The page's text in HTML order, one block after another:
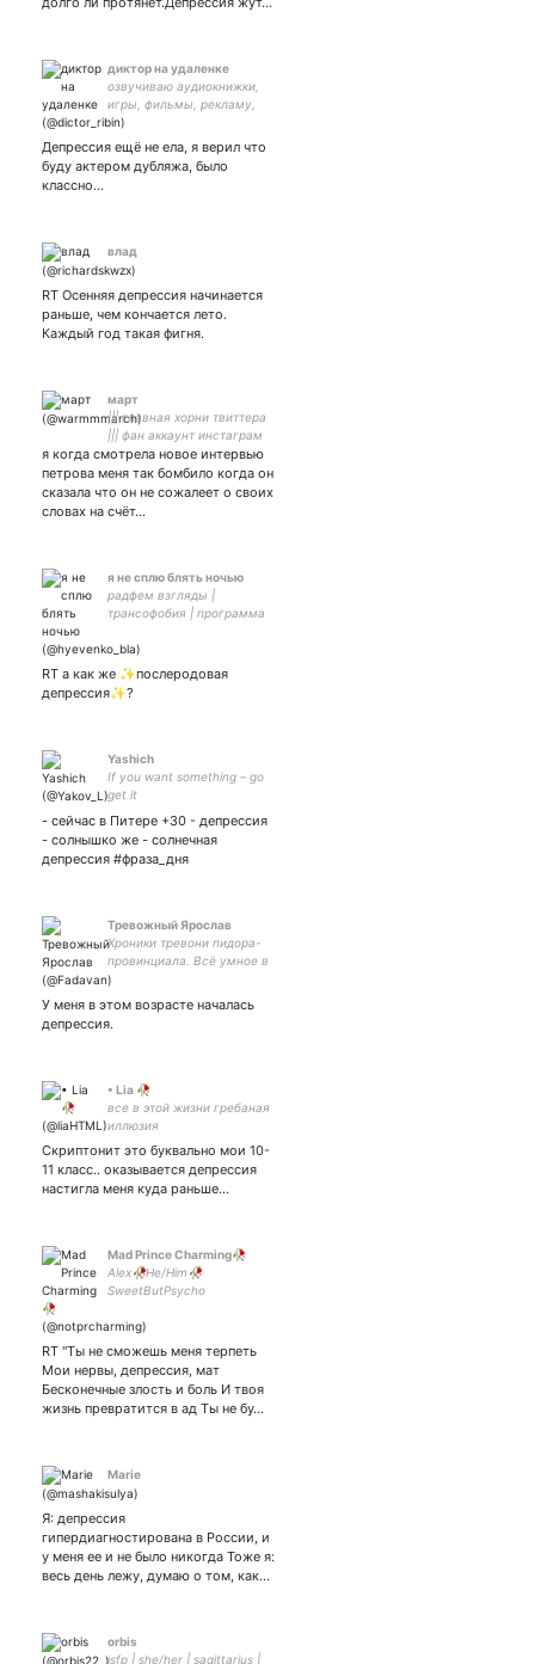
диктор на удаленке
озвучиваю аудиокнижки,
игры, фильмы, рекламу,
ваш внутренний голос и
т.д. и т.п. ДЕМО и СОЦСЕТИ
по ссылке:
Депрессия ещё не ела, я верил что
буду актером дубляжа, было
классно...
влад
RT Осенняя депрессия начинается
раньше, чем кончается лето.
Каждый год такая фигня.
март
||| главная хорни твиттера
||| фан аккаунт инстаграм
@ lndrmrt ||| богиня секca
||| про-радфем ||| злюсь и
кусаю всех как злая собака
🏳️‍🌈🦋🐍
я когда смотрела новое интервью
петрова меня так бомбило когда он
сказала что он не сожалеет о своих
словах на счёт…
я не сплю блять ночью
радфем взгляды |
трансофобия | программа
люблю всем сердцем и
душой | ТВ СУИЦИД
СЕЛФХАРМ
RT а как же ✨послеродовая
депрессия✨?
Yashich
If you want something – go
get it
- сейчас в Питере +30 - депрессия
- солнышко же - солнечная
депрессия #фраза_дня
Тревожный Ярослав
Хроники тревони пидора-
провинциала. Всё умное в
телеграм-канале, тут
нюдесы.
У меня в этом возрасте началась
депрессия.
• Lia 🥀
все в этой жизни гребаная
иллюзия
Скриптонит это буквально мои 10-
11 класс.. оказывается депрессия
настигла меня куда раньше…
Mad Prince Charming🥀
Alex🥀He/Him🥀
SweetButPsycho
RT ''Ты не сможешь меня терпеть
Мои нервы, депрессия, мат
Бесконечные злость и боль И твоя
жизнь превратится в ад Ты не бу…
Marie
Я: депрессия
гипердиагностирована в России, и
у меня ее и не было никогда Тоже я:
весь день лежу, думаю о том, как…
orbis
isfp | she/her | sagittarius |